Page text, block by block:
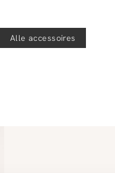
Alle accessoires